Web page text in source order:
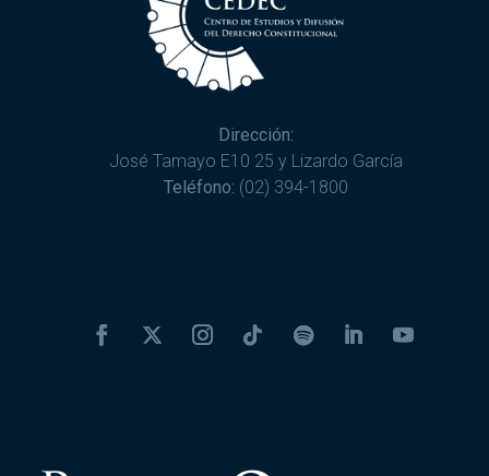
Dirección:
José Tamayo E10 25 y Lizardo García
Teléfono: (02) 394-1800